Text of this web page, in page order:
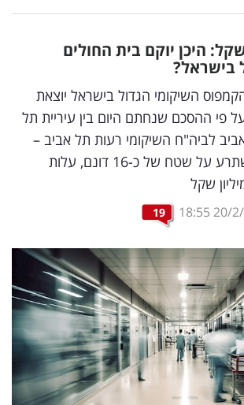
שקל: היכן יוקם בית החולים
בישראל?
השיקומי הגדול בישראל יוצאת
פי ההסכם שנחתם היום בין עיריית תל
לביה"ח השיקומי רעות תל אביב –
המבנה העתידי ישתרע על שטח של כ-16 דונם, עלות
20/
18:55
19